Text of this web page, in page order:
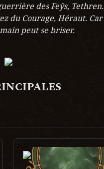
des Feÿs,
du Courage, Héraut.
peut se briser.